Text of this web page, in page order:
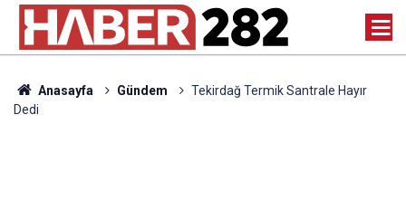
Anasayfa Gündem
Tekirdağ Termik Santrale Hayır
Dedi